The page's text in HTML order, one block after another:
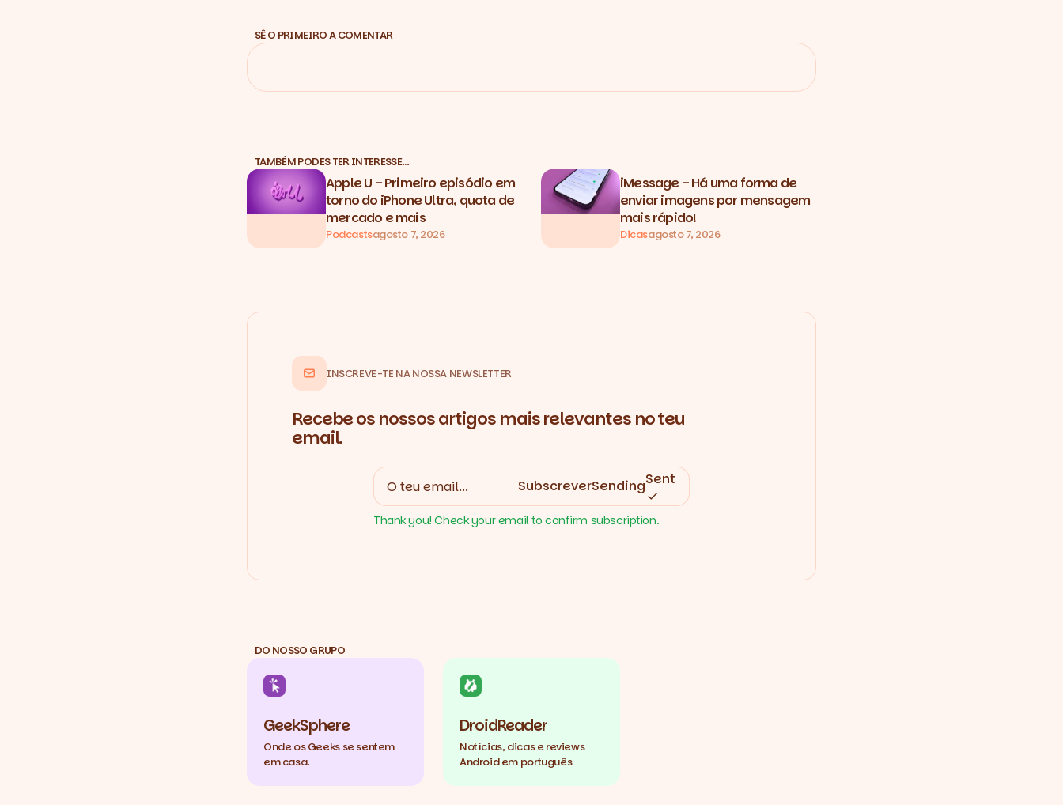
SÊ O PRIMEIRO A COMENTAR
TAMBÉM PODES TER INTERESSE…
Apple U - Primeiro episódio em
torno do iPhone Ultra, quota de
mercado e mais
Podcastsagosto 7, 2026
iMessage - Há uma forma de
enviar imagens por mensagem
mais rápido!
Dicasagosto 7, 2026
INSCREVE-TE NA NOSSA NEWSLETTER
Recebe os nossos artigos mais relevantes no teu
email.
SubscreverSendingSent
Thank you! Check your email to confirm subscription.
DO NOSSO GRUPO
GeekSphere
Onde os Geeks se sentem
em casa.
DroidReader
Notícias, dicas e reviews
Android em português